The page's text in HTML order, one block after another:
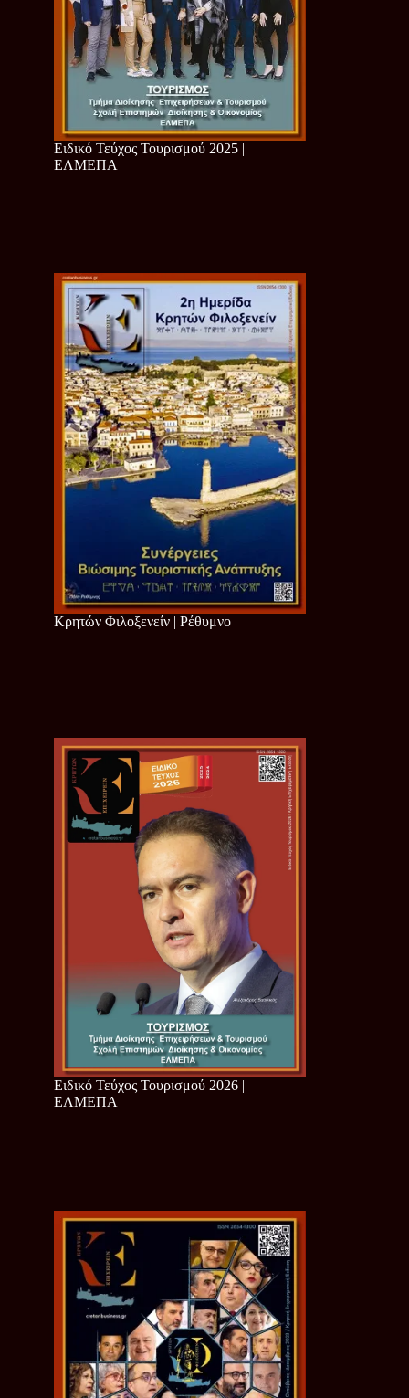
Ειδικό Τεύχος Τουρισμού 2025 |
ΕΛΜΕΠΑ
Κρητών Φιλοξενείν | Ρέθυμνο
Ειδικό Τεύχος Τουρισμού 2026 |
ΕΛΜΕΠΑ